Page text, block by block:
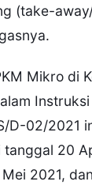
(take-
Mikro di
Instruksi
D-02/2021
tanggal 20
2021,